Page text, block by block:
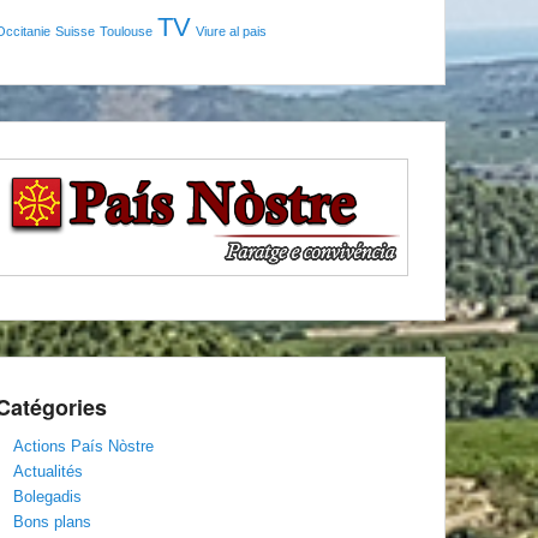
Suisse Toulouse TV Viure al pais
Actions País Nòstre
Actualités
Bolegadis
Bons plans